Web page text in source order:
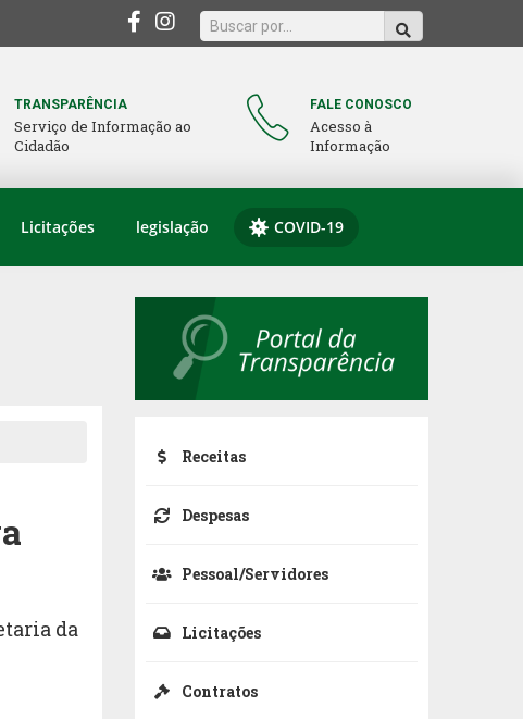
TRANSPARÊNCIA
Serviço de Informação ao
Cidadão
FALE CONOSCO
Acesso à
Informação
Licitações legislação COVID-19
da
Receitas
Despesas
Pessoal/Servidores
Licitações
Contratos